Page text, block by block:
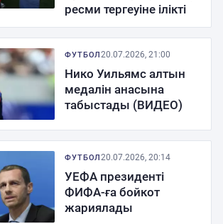
ресми тергеуіне ілікті
ФУТБОЛ20.07.2026, 21:00
Нико Уильямс алтын
медалін анасына
табыстады (ВИДЕО)
ФУТБОЛ20.07.2026, 20:14
УЕФА президенті
ФИФА-ға бойкот
жариялады